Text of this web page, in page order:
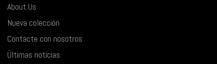
About Us
Nueva colección
Contacte con nosotros
Últimas noticias